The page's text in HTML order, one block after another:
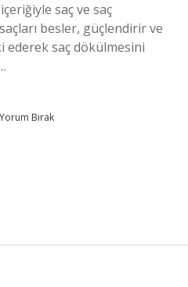
saç ve saç
besler, güçlendirir ve
ederek saç dökülmesini
Yorum Bırak